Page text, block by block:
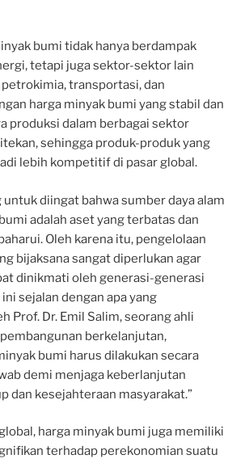
bumi tidak hanya berdampak
tetapi juga sektor-sektor lain
transportasi, dan
harga minyak bumi yang stabil dan
produksi dalam berbagai sektor
sehingga produk-produk yang
lebih kompetitif di pasar global.
untuk diingat bahwa sumber daya alam
adalah aset yang terbatas dan
Oleh karena itu, pengelolaan
bijaksana sangat diperlukan agar
dinikmati oleh generasi-generasi
sejalan dengan apa yang
Prof. Dr. Emil Salim, seorang ahli
berkelanjutan,
bumi harus dilakukan secara
demi menjaga keberlanjutan
dan kesejahteraan masyarakat.”
harga minyak bumi juga memiliki
terhadap perekonomian suatu